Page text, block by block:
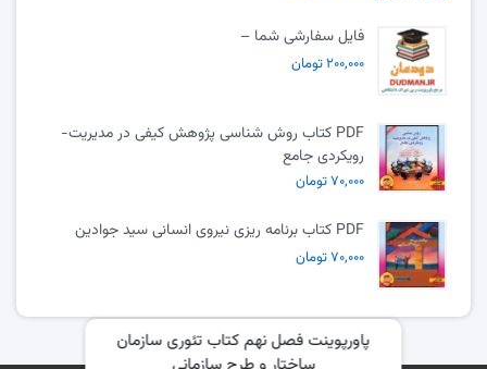
فایل سفارشی شما –
۲۰۰,۰۰۰ تومان
PDF کتاب روش شناسی پژوهش کیفی در مدیریت-
رویکردی جامع
۷۰,۰۰۰ تومان
PDF کتاب برنامه ریزی نیروی انسانی سید جوادین
۷۰,۰۰۰ تومان
پاورپوینت فصل نهم کتاب تئوری سازمان